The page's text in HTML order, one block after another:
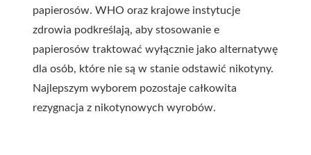
papierosów. WHO oraz krajowe instytucje
zdrowia podkreślają, aby stosowanie e
papierosów traktować wyłącznie jako alternatywę
dla osób, które nie są w stanie odstawić nikotyny.
Najlepszym wyborem pozostaje całkowita
rezygnacja z nikotynowych wyrobów.